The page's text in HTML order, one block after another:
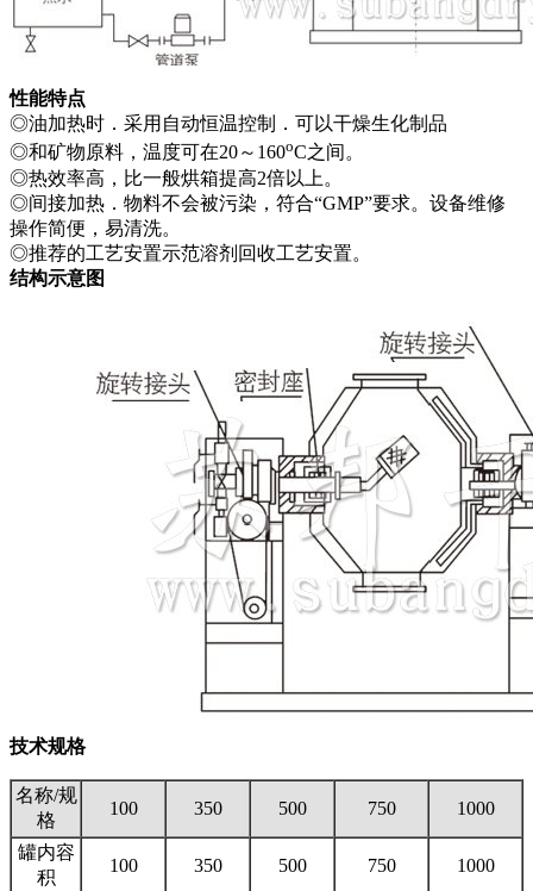
性能特点
◎油加热时．采用自动恒温控制．可以干燥生化制品
◎和矿物原料，温度可在20～160oC之间。
◎热效率高，比一般烘箱提高2倍以上。
◎间接加热．物料不会被污染，符合“GMP”要求。设备维修
操作简便，易清洗。
◎推荐的工艺安置示范溶剂回收工艺安置。
结构示意图
技术规格
名称/规
格
100 350 500 750 1000
罐内容
积
100 350 500 750 1000